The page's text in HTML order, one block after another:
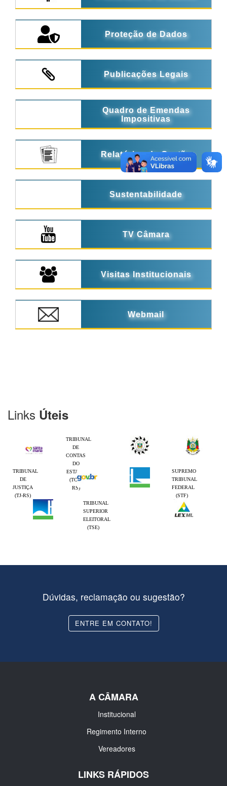
Proteção de Dados
Publicações Legais
Quadro de Emendas
Impositivas
Relatórios de Gestão
Sustentabilidade
TV Câmara
Visitas Institucionais
Webmail
Links Úteis
TRIBUNAL
DE
CONTAS
DO
ESTADO
(TCE-
RS)
TRIBUNAL
DE
JUSTIÇA
(TJ-RS)
SUPREMO
TRIBUNAL
FEDERAL
(STF)
TRIBUNAL
SUPERIOR
ELEITORAL
(TSE)
Dúvidas, reclamação ou sugestão?
ENTRE EM CONTATO!
A CÂMARA
Institucional
Regimento Interno
Vereadores
LINKS RÁPIDOS